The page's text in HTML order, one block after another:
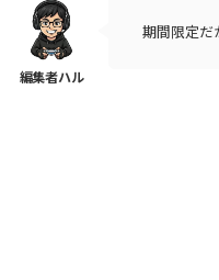
期間限定だ